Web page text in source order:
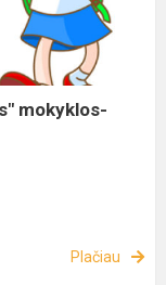
mokyklos-
Plačiau